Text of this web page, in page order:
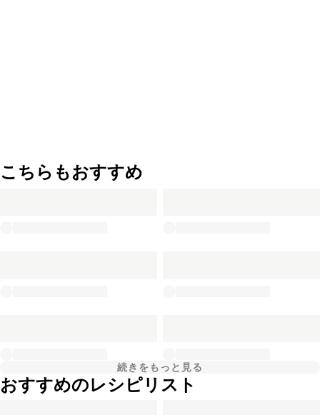
こちらもおすすめ
続きをもっと見る
おすすめのレシピリスト